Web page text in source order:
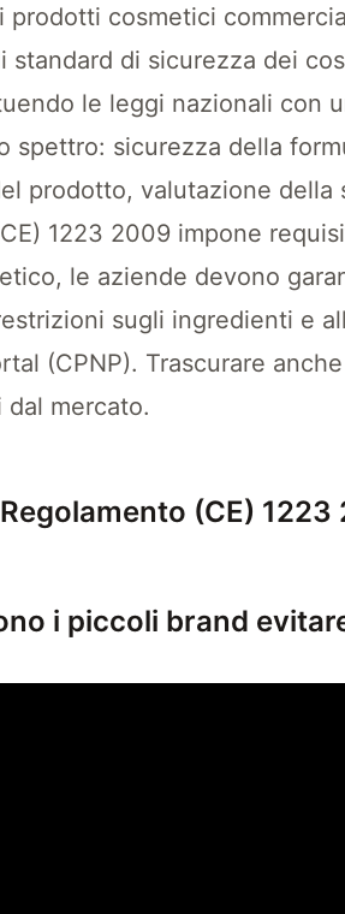
prodotti cosmetici
standard di sicurezza dei
le leggi nazionali con
spettro: sicurezza della
prodotto, valutazione
1223 2009 impone
le aziende devono
sugli ingredienti e
(CPNP). Trascurare
mercato.
(CE)
i piccoli brand